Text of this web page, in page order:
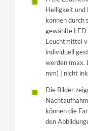
Helligkeit und
können durch
gewählte LED-
Leuchtmittel
individuell
werden (max.
mm) | nicht
Die Bilder
können die
den